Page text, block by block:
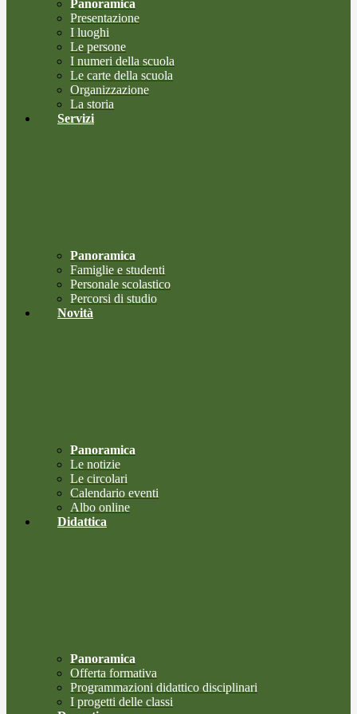
Panoramica
Presentazione
I luoghi
Le persone
I numeri della scuola
Le carte della scuola
Organizzazione
La storia
Servizi
Panoramica
Famiglie e studenti
Personale scolastico
Percorsi di studio
Novità
Panoramica
Le notizie
Le circolari
Calendario eventi
Albo online
Didattica
Panoramica
Offerta formativa
Programmazioni didattico disciplinari
I progetti delle classi